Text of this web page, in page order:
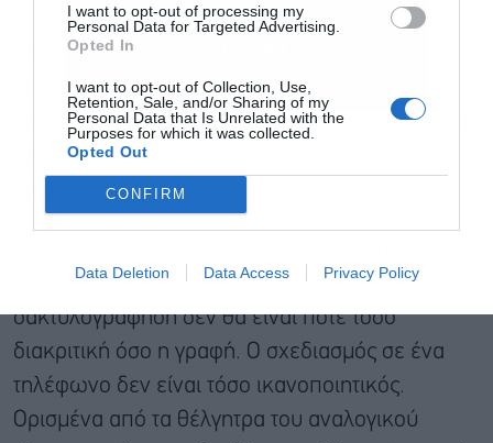
I want to opt-out of processing my
Personal Data for Targeted Advertising.
Opted In
I want to opt-out of Collection, Use,
Retention, Sale, and/or Sharing of my
Personal Data that Is Unrelated with the
Purposes for which it was collected.
Opted Out
CONFIRM
Data Deletion Data Access Privacy Policy
Ο κ. Zhang διερεύνησε επίσης πότε αυτοί οι
κατάλογοι λειτουργούν καλύτερα – όπως
αποδεικνύεται, όταν πωλούν ακριβότερα,
λιγότερο λειτουργικά προϊόντα και απευθύνονται
σε καταναλωτές που κάνουν τις περισσότερες
αγορές τους εκτός σύνδεσης.
μεταξύ χαρτιού και οθόνης, αλλά όχι εντελώς. Η
δακτυλογράφηση δεν θα είναι ποτέ τόσο
διακριτική όσο η γραφή. Ο σχεδιασμός σε ένα
τηλέφωνο δεν είναι τόσο ικανοποιητικός.
Ορισμένα από τα θέλγητρα του αναλογικού